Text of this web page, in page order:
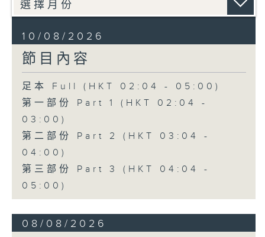
由 黎駿聲、譚妙芝 主唱
5. 「新賣肉養孤兒」
6. 「偷會茶花女」
由 梁瑛、白楊 主唱
10/08/2026
節目內容
足本 Full (HKT 02:04 - 05:00)
第一部份 Part 1 (HKT 02:04 -
03:00)
第二部份 Part 2 (HKT 03:04 -
04:00)
第三部份 Part 3 (HKT 04:04 -
05:00)
08/08/2026